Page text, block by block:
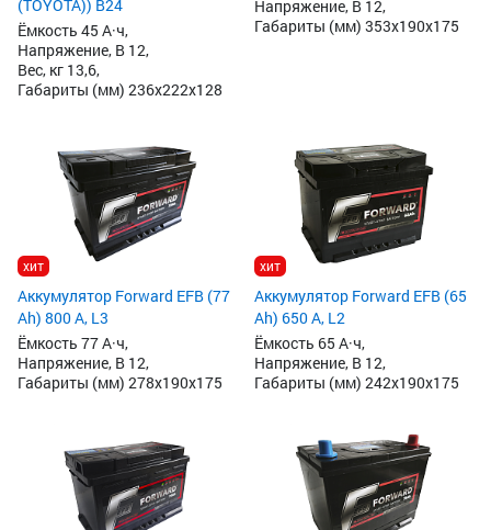
(TOYOTA)) B24
Ёмкость 45 А·ч,
Напряжение, В 12,
Вес, кг 13,6,
Габариты (мм) 236x222x128
Напряжение, В 12,
Габариты (мм) 353x190x175
хит
Аккумулятор Forward EFB (77
Ah) 800 А, L3
Ёмкость 77 А·ч,
Напряжение, В 12,
Габариты (мм) 278x190x175
хит
Аккумулятор Forward EFB (65
Ah) 650 А, L2
Ёмкость 65 А·ч,
Напряжение, В 12,
Габариты (мм) 242x190x175